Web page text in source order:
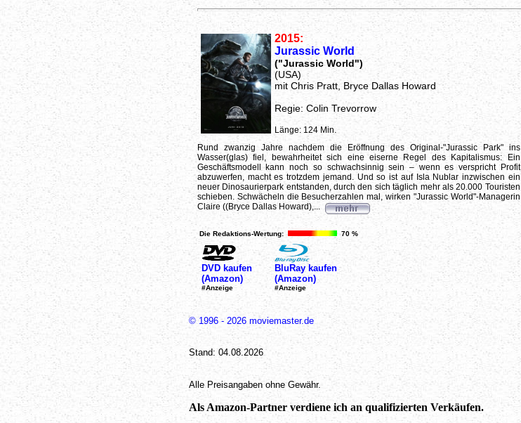
2015:
Jurassic World
("Jurassic World")
(USA)
mit Chris Pratt, Bryce Dallas Howard
Regie: Colin Trevorrow
Länge: 124 Min.
Rund zwanzig Jahre nachdem die Eröffnung des Original-"Jurassic Park" ins
Wasser(glas) fiel, bewahrheitet sich eine eiserne Regel des Kapitalismus: Ein
Geschäftsmodell kann noch so schwachsinnig sein – wenn es verspricht Profit
abzuwerfen, macht es trotzdem jemand. Und so ist auf Isla Nublar inzwischen ein
neuer Dinosaurierpark entstanden, durch den sich täglich mehr als 20.000 Touristen
schieben. Schwächeln die Besucherzahlen mal, wirken "Jurassic World"-Managerin
Claire ((Bryce Dallas Howard),...
Die Redaktions-Wertung: 70 %
DVD kaufen
(Amazon)
#Anzeige
BluRay kaufen
(Amazon)
#Anzeige
© 1996 - 2026 moviemaster.de
Stand: 04.08.2026
Alle Preisangaben ohne Gewähr.
Als Amazon-Partner verdiene ich an qualifizierten Verkäufen.